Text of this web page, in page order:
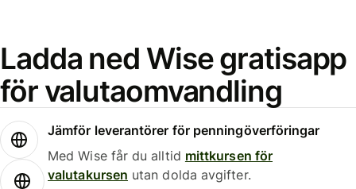
Ladda ned Wise gratisapp
för valutaomvandling
Jämför leverantörer för penningöverföringar
Med Wise får du alltid mittkursen för
valutakursen utan dolda avgifter.